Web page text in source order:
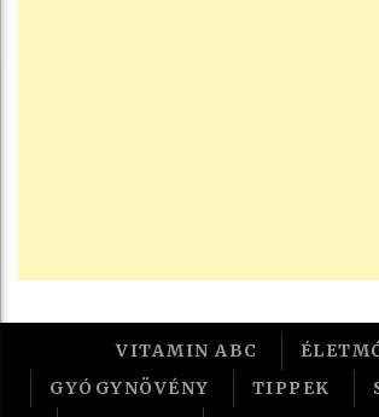
VITAMIN ABC
GYÓGYNÖVÉNY
TIPPEK